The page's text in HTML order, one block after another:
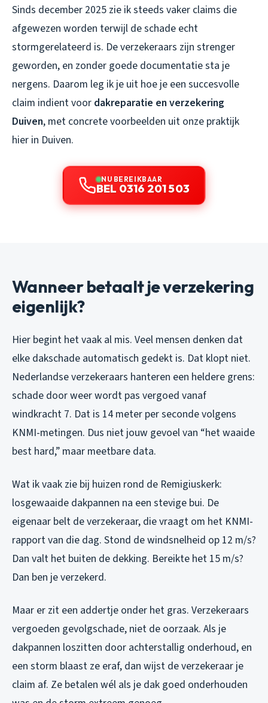
Sinds december 2025 zie ik steeds vaker claims die
afgewezen worden terwijl de schade echt
stormgerelateerd is. De verzekeraars zijn strenger
geworden, en zonder goede documentatie sta je
nergens. Daarom leg ik je uit hoe je een succesvolle
claim indient voor dakreparatie en verzekering
Duiven, met concrete voorbeelden uit onze praktijk
hier in Duiven.
NU BEREIKBAAR
BEL 0316 201 503
Wanneer betaalt je verzekering
eigenlijk?
Hier begint het vaak al mis. Veel mensen denken dat
elke dakschade automatisch gedekt is. Dat klopt niet.
Nederlandse verzekeraars hanteren een heldere grens:
schade door weer wordt pas vergoed vanaf
windkracht 7. Dat is 14 meter per seconde volgens
KNMI-metingen. Dus niet jouw gevoel van “het waaide
best hard,” maar meetbare data.
Wat ik vaak zie bij huizen rond de Remigiuskerk:
losgewaaide dakpannen na een stevige bui. De
eigenaar belt de verzekeraar, die vraagt om het KNMI-
rapport van die dag. Stond de windsnelheid op 12 m/s?
Dan valt het buiten de dekking. Bereikte het 15 m/s?
Dan ben je verzekerd.
Maar er zit een addertje onder het gras. Verzekeraars
vergoeden gevolgschade, niet de oorzaak. Als je
dakpannen loszitten door achterstallig onderhoud, en
een storm blaast ze eraf, dan wijst de verzekeraar je
claim af. Ze betalen wél als je dak goed onderhouden